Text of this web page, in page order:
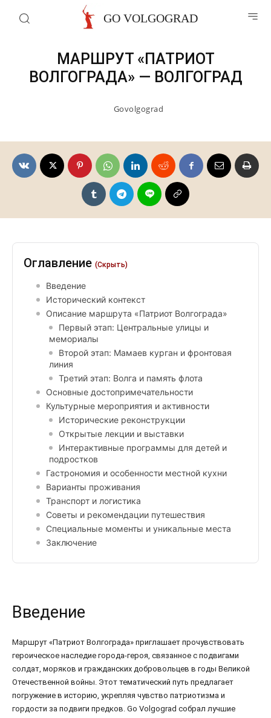
GO VOLGOGRAD
Патриотические маршруты
МАРШРУТ «ПАТРИОТ
ВОЛГОГРАДА» — ВОЛГОГРАД
Govolgograd
Оглавление (Скрыть)
Введение
Исторический контекст
Описание маршрута «Патриот Волгограда»
Первый этап: Центральные улицы и
мемориалы
Второй этап: Мамаев курган и фронтовая
линия
Третий этап: Волга и память флота
Основные достопримечательности
Культурные мероприятия и активности
Исторические реконструкции
Открытые лекции и выставки
Интерактивные программы для детей и
подростков
Гастрономия и особенности местной кухни
Варианты проживания
Транспорт и логистика
Советы и рекомендации путешествия
Специальные моменты и уникальные места
Заключение
Введение
Маршрут «Патриот Волгограда» приглашает прочувствовать
героическое наследие города-героя, связанное с подвигами
солдат, моряков и гражданских добровольцев в годы Великой
Отечественной войны. Этот тематический путь предлагает
погружение в историю, укрепляя чувство патриотизма и
гордости за подвиги предков. Go Volgograd собрал лучшие